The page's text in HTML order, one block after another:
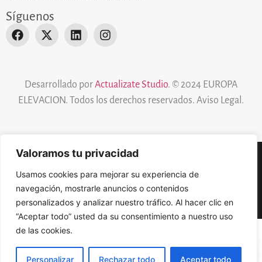
Valoramos tu privacidad
Usamos cookies para mejorar su experiencia de
navegación, mostrarle anuncios o contenidos
personalizados y analizar nuestro tráfico. Al hacer clic en
“Aceptar todo” usted da su consentimiento a nuestro uso
de las cookies.
Personalizar Rechazar todo Aceptar todo
Síguenos
Desarrollado porActualizate Studio. © 2024 EUROPA
ELEVACION. Todos los derechos reservados. Aviso Legal .
Política de Privacidad